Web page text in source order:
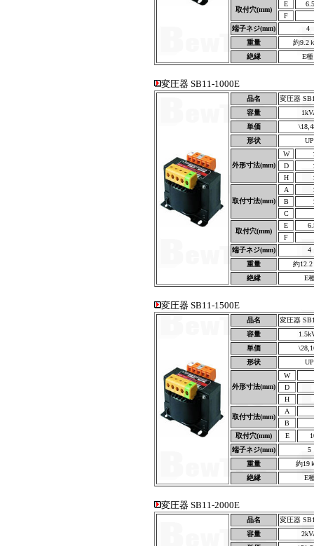
取付穴(mm)
E
F
端子ネジ(mm)
4
重量
約9.2
絶縁
E種
変圧器 SB11-1000E
品名
変圧器
容量
単価
形状
UP
外形寸法(mm)
W
D
H
取付寸法(mm)
A
B
C
取付穴(mm)
E
F
端子ネジ(mm)
4
重量
約12.2
絶縁
E
変圧器 SB11-1500E
品名
変圧器
容量
単価
形状
UP
外形寸法(mm)
W
D
H
取付寸法(mm)
A
B
取付穴(mm)
E
端子ネジ(mm)
5
重量
約19
絶縁
E
変圧器 SB11-2000E
品名
変圧器
容量